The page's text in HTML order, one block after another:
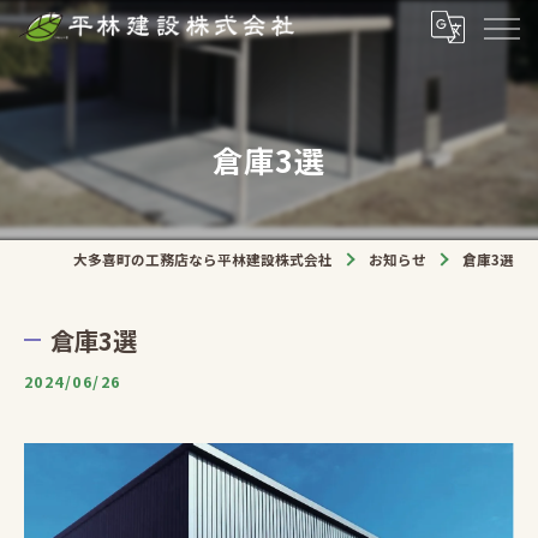
倉庫3選
大多喜町の工務店なら平林建設株式会社 お知らせ 倉庫3選
倉庫3選
2024/06/26